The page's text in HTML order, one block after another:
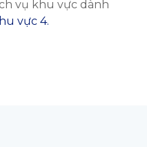
vụ khu vực dành
vực 4.